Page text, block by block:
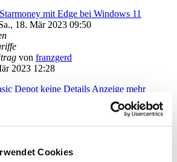
Cookies
mit Edge bei Windows 11
18. Mär 2023 09:50
von franzgerd
2023 12:28
Depot keine Details Anzeige mehr